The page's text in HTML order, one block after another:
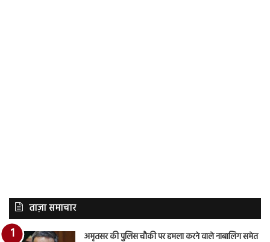
ताज़ा समाचार
अमृतसर की पुलिस चौकी पर हमला करने वाले नाबालिग समेत